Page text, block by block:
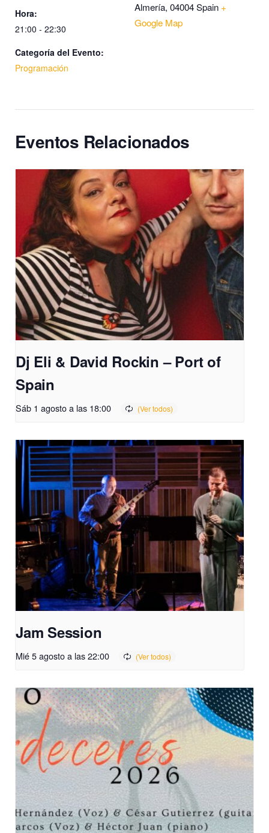
Hora:
21:00 - 22:30
Categoría del Evento:
Programación
Almería, 04004Spain +
Google Map
Eventos Relacionados
Dj Eli & David Rockin – Port of
Spain
Sáb 1 agosto a las 18:00
Jam Session
Mié 5 agosto a las 22:00